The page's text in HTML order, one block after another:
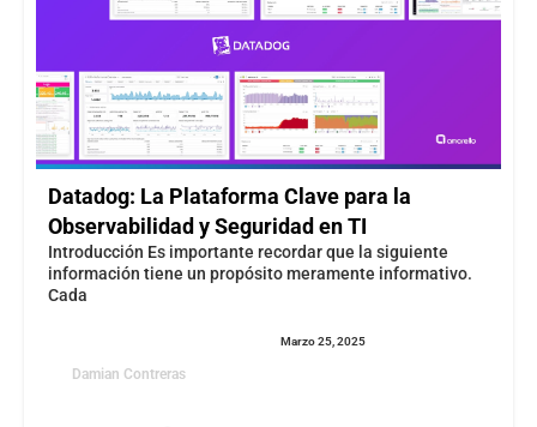
Datadog: La Plataforma Clave para la
Observabilidad y Seguridad en TI
Introducción Es importante recordar que la siguiente
información tiene un propósito meramente informativo.
Cada
Damian Contreras
Marzo 25, 2025